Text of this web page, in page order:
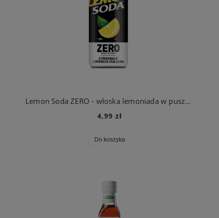
Lemon Soda ZERO - włoska lemoniada w puszce 330ml CYTRYNA Fonti di Crodo
4,99 zł
Do koszyka